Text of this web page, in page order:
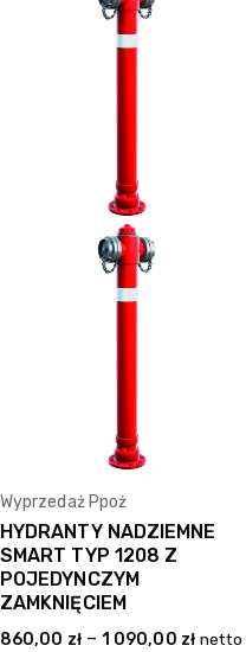
Wyprzedaż Ppoż
HYDRANTY NADZIEMNE
SMART TYP 1208 Z
POJEDYNCZYM
ZAMKNIĘCIEM
860,00 zł – 1 090,00 zł netto